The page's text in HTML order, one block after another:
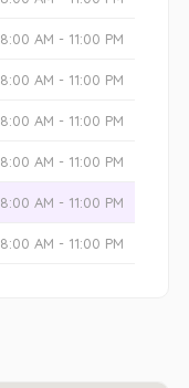
8:00 AM - 11:00 PM
8:00 AM - 11:00 PM
8:00 AM - 11:00 PM
8:00 AM - 11:00 PM
8:00 AM - 11:00 PM
8:00 AM - 11:00 PM